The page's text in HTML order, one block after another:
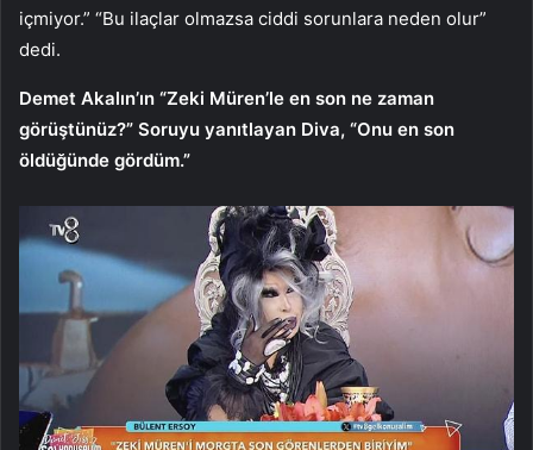
içmiyor.” “Bu ilaçlar olmazsa ciddi sorunlara neden olur”
dedi.
Demet Akalın’ın “Zeki Müren’le en son ne zaman
görüştünüz?” Soruyu yanıtlayan Diva, “Onu en son
öldüğünde gördüm.”